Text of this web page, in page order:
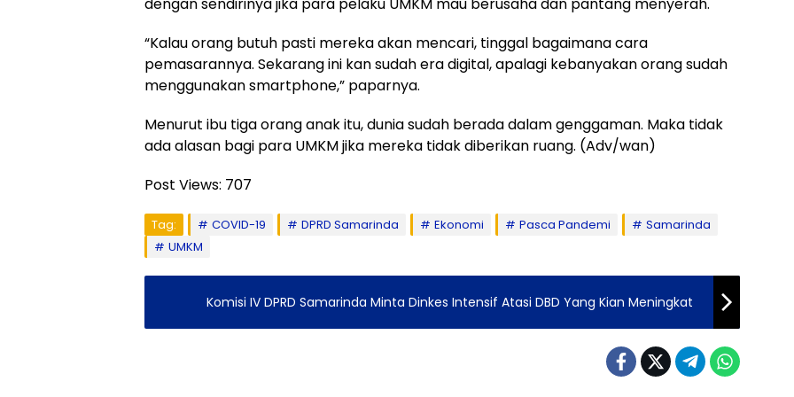
“Kalau orang butuh pasti mereka akan mencari, tinggal bagaimana cara
pemasarannya. Sekarang ini kan sudah era digital, apalagi kebanyakan orang sudah
menggunakan smartphone,” paparnya.
Menurut ibu tiga orang anak itu, dunia sudah berada dalam genggaman. Maka tidak
ada alasan bagi para UMKM jika mereka tidak diberikan ruang. (Adv/wan)
Post Views: 707
Tag: COVID-19 DPRD Samarinda Ekonomi Pasca Pandemi
Samarinda
UMKM
Komisi IV DPRD Samarinda Minta Dinkes Intensif Atasi DBD Yang Kian Meningkat